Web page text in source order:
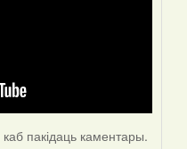
каб пакідаць каментары.